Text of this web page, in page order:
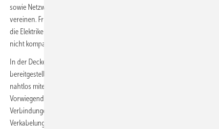
sowie Netzwerk-Verbindungen in einer integrierten Deckenlösung zu
vereinen. Früher hatten die Geräte eine individuelle Verkabelung und
die Elektriker mussten alle Systeme getrennt voneinander über eine
nicht kompatible Anschlusstechnik verlegen.
In der Decke können Ethernet-Ports oder WLAN-Zugangspunkte
bereitgestellt werden. Dadurch können Geräte und Anwendungen
nahtlos miteinander kommunizieren und auf Cloud-Dienste zugreifen.
Vorwiegend kommen Komponenten mit IP-Adresse, Ethernet-
Verbindungen und in Zukunft auch Single-Pair-Ethernet- (SPE-)
Verkabelungen zum Einsatz.